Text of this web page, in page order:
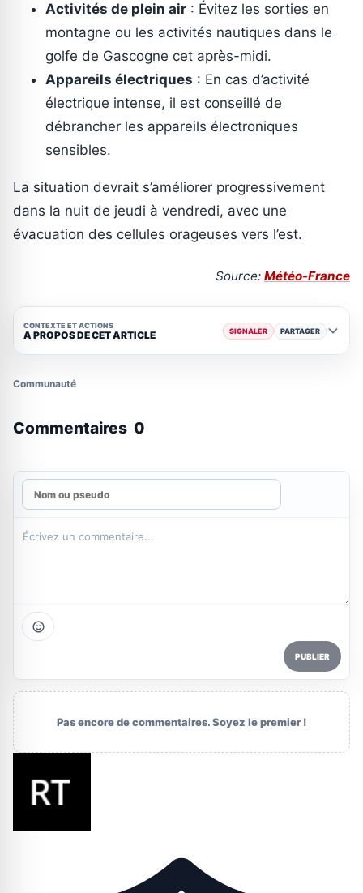
Activités de plein air : Évitez les sorties en
montagne ou les activités nautiques dans le
golfe de Gascogne cet après-midi.
Appareils électriques : En cas d’activité
électrique intense, il est conseillé de
débrancher les appareils électroniques
sensibles.
La situation devrait s’améliorer progressivement
dans la nuit de jeudi à vendredi, avec une
évacuation des cellules orageuses vers l’est.
Source: Météo-France
CONTEXTE ET ACTIONS
A PROPOS DE CET ARTICLE SIGNALER PARTAGER
Communauté
Commentaires 0
PUBLIER
Pas encore de commentaires. Soyez le premier !